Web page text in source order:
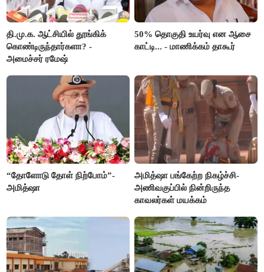
தி.மு.க. ஆட்சியில் தூங்கிக்
கொண்டிருந்தார்களா? -
அமைச்சர் ரமேஷ்
50% தொகுதி உயர்வு என ஆசை
காட்டி... - மாணிக்கம் தாகூர்
“தோளோடு தோள் நிற்போம்”-
அமித்ஷா
அமித்ஷா பங்கேற்ற நிகழ்ச்சி-
அணிவகுப்பில் நின்றிருந்த
காவலர்கள் மயக்கம்